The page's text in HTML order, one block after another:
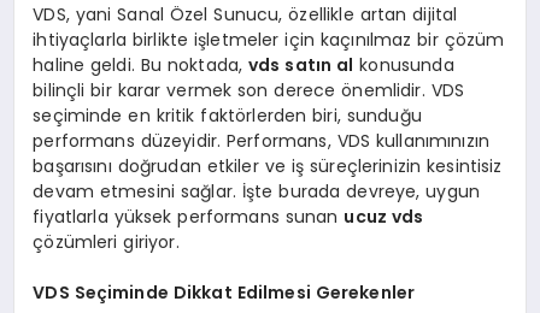
VDS, yani Sanal Özel Sunucu, özellikle artan dijital
ihtiyaçlarla birlikte işletmeler için kaçınılmaz bir çözüm
haline geldi. Bu noktada,vds satın al konusunda
bilinçli bir karar vermek son derece önemlidir. VDS
seçiminde en kritik faktörlerden biri, sunduğu
performans düzeyidir. Performans, VDS kullanımınızın
başarısını doğrudan etkiler ve iş süreçlerinizin kesintisiz
devam etmesini sağlar. İşte burada devreye, uygun
fiyatlarla yüksek performans sunan ucuz vds
çözümleri giriyor.
VDS Seçiminde Dikkat Edilmesi Gerekenler